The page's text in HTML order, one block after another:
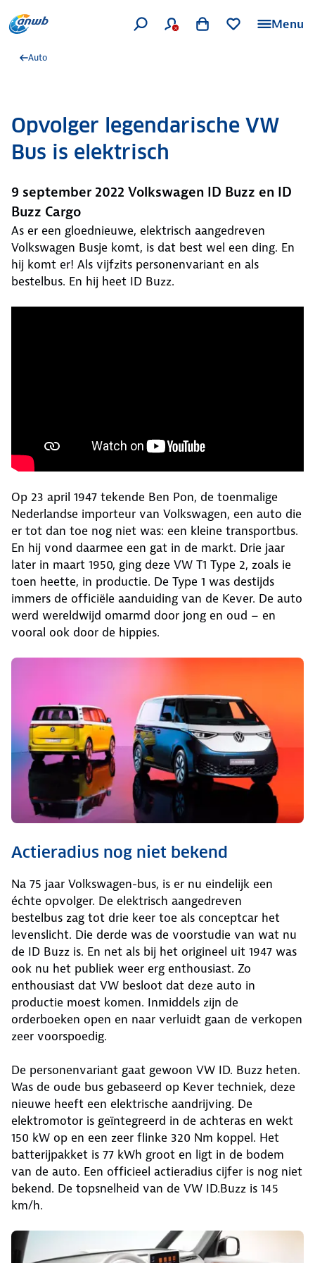
Menu
Auto
Opvolger legendarische VW
Bus is elektrisch
9 september 2022 Volkswagen ID Buzz en ID
Buzz Cargo
As er een gloednieuwe, elektrisch aangedreven
Volkswagen Busje komt, is dat best wel een ding. En
hij komt er! Als vijfzits personenvariant en als
bestelbus. En hij heet ID Buzz.
Op 23 april 1947 tekende Ben Pon, de toenmalige
Nederlandse importeur van Volkswagen, een auto die
er tot dan toe nog niet was: een kleine transportbus.
En hij vond daarmee een gat in de markt. Drie jaar
later in maart 1950, ging deze VW T1 Type 2, zoals ie
toen heette, in productie. De Type 1 was destijds
immers de officiële aanduiding van de Kever. De auto
werd wereldwijd omarmd door jong en oud – en
vooral ook door de hippies.
Actieradius nog niet bekend
Na 75 jaar Volkswagen-bus, is er nu eindelijk een
échte opvolger. De elektrisch aangedreven
bestelbus zag tot drie keer toe als conceptcar het
levenslicht. Die derde was de voorstudie van wat nu
de ID Buzz is. En net als bij het origineel uit 1947 was
ook nu het publiek weer erg enthousiast. Zo
enthousiast dat VW besloot dat deze auto in
productie moest komen. Inmiddels zijn de
orderboeken open en naar verluidt gaan de verkopen
zeer voorspoedig.
De personenvariant gaat gewoon VW ID. Buzz heten.
Was de oude bus gebaseerd op Kever techniek, deze
nieuwe heeft een elektrische aandrijving. De
elektromotor is geïntegreerd in de achteras en wekt
150 kW op en een zeer flinke 320 Nm koppel. Het
batterijpakket is 77 kWh groot en ligt in de bodem
van de auto. Een officieel actieradius cijfer is nog niet
bekend. De topsnelheid van de VW ID.Buzz is 145
km/h.